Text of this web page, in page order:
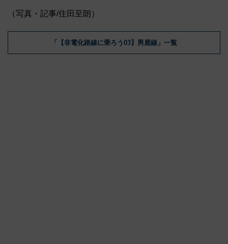
（写真・記事/住田至朗）
「【非電化路線に乗ろう03】男鹿線」一覧